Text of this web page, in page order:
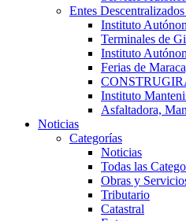
Entes
Instituto
Terminales de
Instituto
Ferias de
Instituto
Asfaltadora,
Noticias
Categorías
Noticias
Todas las
Obras y
Tributario
Catastral